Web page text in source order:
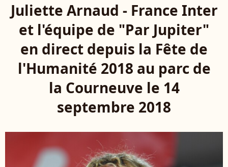
Juliette Arnaud - France Inter
et l'équipe de "Par Jupiter"
en direct depuis la Fête de
l'Humanité 2018 au parc de
la Courneuve le 14
septembre 2018